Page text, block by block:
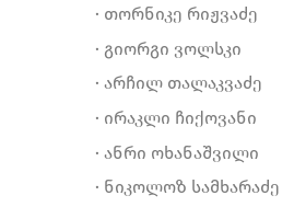
· თორნიკე რიჟვაძე
· გიორგი ვოლსკი
· არჩილ თალაკვაძე
· ირაკლი ჩიქოვანი
· ანრი ოხანაშვილი
· ნიკოლოზ სამხარაძე